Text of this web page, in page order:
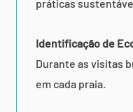
práticas
Identificação de
Durante as visitas
em cada praia.